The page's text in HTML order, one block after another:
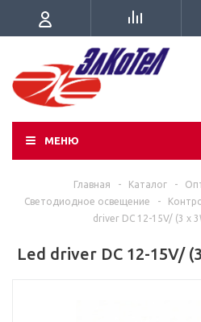
МЕНЮ
Главная - Каталог -
Светодиодное освещение
-
driver DC 12-15V/ (3 х
Led driver DC 12-15V/